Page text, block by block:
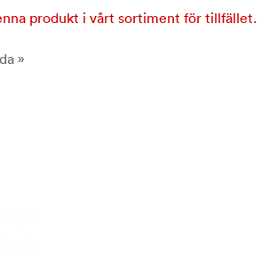
produkt i vårt sortiment för tillfället.
»